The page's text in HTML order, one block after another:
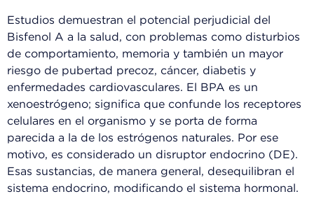
Estudios demuestran el potencial perjudicial del
Bisfenol A a la salud, con problemas como disturbios
de comportamiento, memoria y también un mayor
riesgo de pubertad precoz, cáncer, diabetis y
enfermedades cardiovasculares. El BPA es un
xenoestrógeno; significa que confunde los receptores
celulares en el organismo y se porta de forma
parecida a la de los estrógenos naturales. Por ese
motivo, es considerado un disruptor endocrino (DE).
Esas sustancias, de manera general, desequilibran el
sistema endocrino, modificando el sistema hormonal.